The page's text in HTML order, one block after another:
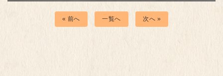
« 前へ 一覧へ 次へ »